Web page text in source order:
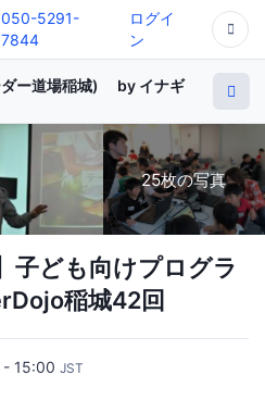
050-5291-
7844
ログイ
ン
ー道場稲城) by イナギ
25枚の写真
子ども向けプログラ
稲城42回
- 15:00 JST